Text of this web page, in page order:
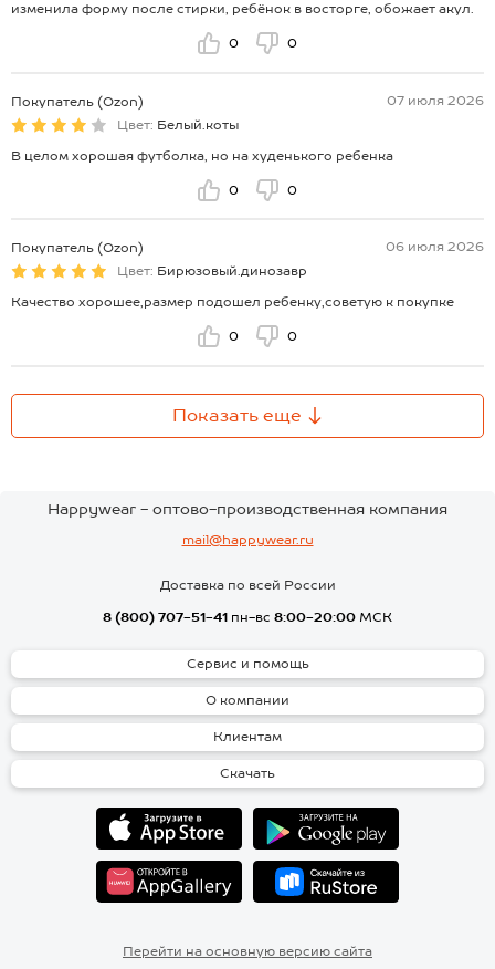
изменила форму после стирки, ребёнок в восторге, обожает акул.
0 0
Покупатель (Ozon)
07 июля 2026
Цвет: Белый.коты
В целом хорошая футболка, но на худенького ребенка
0 0
Покупатель (Ozon)
06 июля 2026
Цвет: Бирюзовый.динозавр
Качество хорошее,размер подошел ребенку,советую к покупке
0 0
Показать еще
Happywear - оптово-производственная компания
mail@happywear.ru
Доставка по всей России
8 (800) 707-51-41 пн-вс 8:00-20:00 МСК
Сервис и помощь
О компании
Клиентам
Скачать
Перейти на основную версию сайта